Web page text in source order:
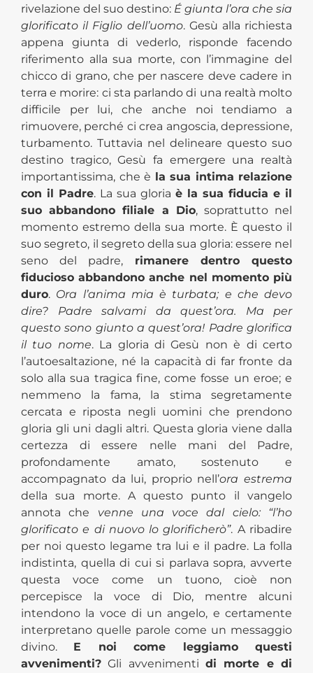
rivelazione del suo destino: É giunta l’ora che sia
glorificato il Figlio dell’uomo. Gesù alla richiesta
appena giunta di vederlo, risponde facendo
riferimento alla sua morte, con l’immagine del
chicco di grano, che per nascere deve cadere in
terra e morire: ci sta parlando di una realtà molto
difficile per lui, che anche noi tendiamo a
rimuovere, perché ci crea angoscia, depressione,
turbamento. Tuttavia nel delineare questo suo
destino tragico, Gesù fa emergere una realtà
importantissima, che è
la sua intima relazione
con il Padre. La sua gloria è la sua fiducia e il
suo abbandono filiale a Dio, soprattutto nel
momento estremo della sua morte. È questo il
suo segreto, il segreto della sua gloria: essere nel
seno del padre, rimanere dentro questo
fiducioso abbandono anche nel momento più
duro. Ora l’anima mia è turbata; e che devo
dire? Padre salvami da quest’ora. Ma per
questo sono giunto a quest’ora! Padre glorifica
il tuo nome. La gloria di Gesù non è di certo
l’autoesaltazione, né la capacità di far fronte da
solo alla sua tragica fine, come fosse un eroe; e
nemmeno la fama, la stima segretamente
cercata e riposta negli uomini che prendono
gloria gli uni dagli altri. Questa gloria viene dalla
certezza di essere nelle mani del Padre,
profondamente amato, sostenuto e
accompagnato da lui, proprio nell’ora estrema
della sua morte. A questo punto il vangelo
annota che venne una voce dal cielo: “l’ho
glorificato e di nuovo lo glorificherò”. A ribadire
per noi questo legame tra lui e il padre. La folla
indistinta, quella di cui si parlava sopra, avverte
questa voce come un tuono, cioè non
percepisce la voce di Dio, mentre alcuni
intendono la voce di un angelo, e certamente
interpretano quelle parole come un messaggio
divino. E noi come leggiamo questi
avvenimenti? Gli avvenimenti di morte e di